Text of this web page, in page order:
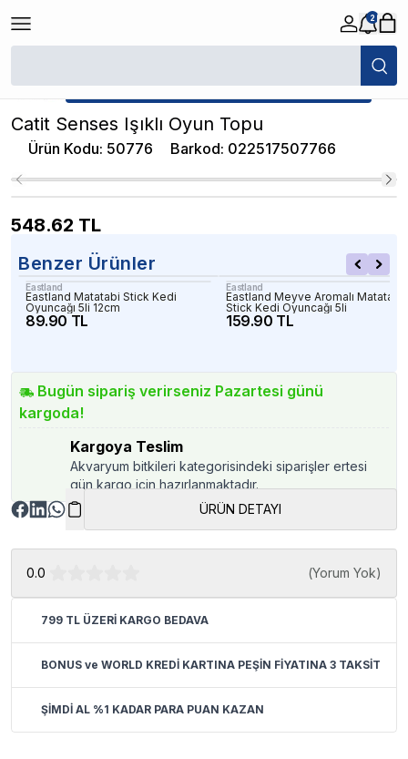
2
/
★ Atakan Petshop, Catit yetkili satıcısıdır.
Catit Senses Işıklı Oyun Topu
Ürün Kodu: 50776 Barkod: 022517507766
548.62 TL
Benzer Ürünler
Eastland
Eastland Matatabi Stick Kedi
Oyuncağı 5li 12cm
89.90 TL
Eastland
Eastland Meyve Aromalı Matatabi
Stick Kedi Oyuncağı 5li
159.90 TL
Bugün sipariş verirseniz Pazartesi günü
kargoda!
Kargoya Teslim
Akvaryum bitkileri kategorisindeki siparişler ertesi
gün kargo için hazırlanmaktadır.
ÜRÜN DETAYI
0.0 (Yorum Yok)
799 TL ÜZERİ KARGO BEDAVA
BONUS ve WORLD KREDİ KARTINA PEŞİN FİYATINA 3 TAKSİT
ŞİMDİ AL %1 KADAR PARA PUAN KAZAN